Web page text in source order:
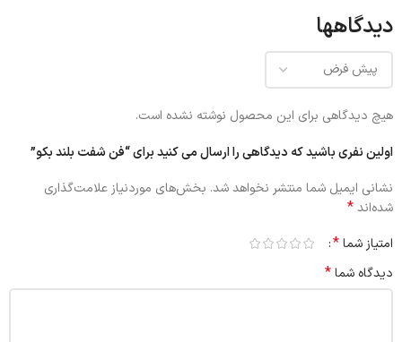
دیدگاهها
هیچ دیدگاهی برای این محصول نوشته نشده است.
اولین نفری باشید که دیدگاهی را ارسال می کنید برای “فن شفت بلند بکو”
نشانی ایمیل شما منتشر نخواهد شد. بخش‌های موردنیاز علامت‌گذاری
شده‌اند*
امتیاز شما*
دیدگاه شما*